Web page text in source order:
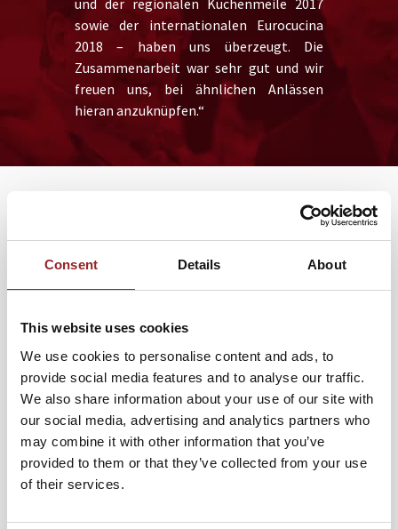
Consent Details About
This website uses cookies
We use cookies to personalise content and ads, to
provide social media features and to analyse our traffic.
We also share information about your use of our site with
our social media, advertising and analytics partners who
may combine it with other information that you’ve
provided to them or that they’ve collected from your use
of their services.
sowie der internationalen Eurocucina
2018 – haben uns überzeugt. Die
Zusammenarbeit war sehr gut und wir
freuen uns, bei ähnlichen Anlässen
hieran anzuknüpfen.“
PROFIL
Moderatoren in Deutschland. Die junge und ehrgeizige
Eventmoderatorin, im TV oder auch im Radio. Bekannt
wurde sie schon 2009/2010, als sie im Web für die große
Fangemeinde der Sendung "Deutschland sucht den
Superstar" für RTL berichtete. Es folgten namenhafte
Stationen wie Sky (GoldstarTV), ProSieben und für
Fußballfans wichtig: FCB-TV News, der Sender des
deutschen Rekordmeisters FC Bayern München.